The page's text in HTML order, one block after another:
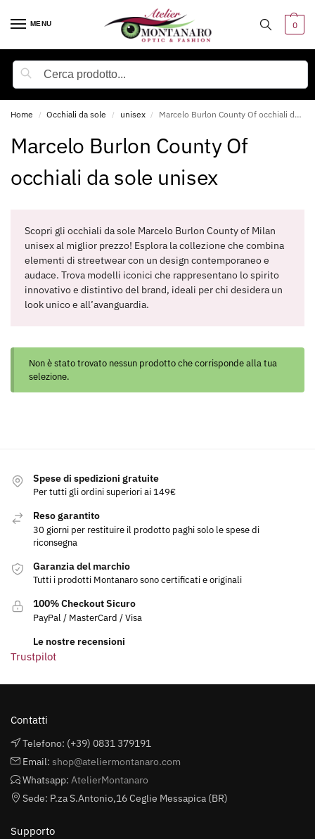
MENU 0
Home / Occhiali da sole / unisex / Marcelo Burlon County Of occhiali da sole unisex
Marcelo Burlon County Of
occhiali da sole unisex
Scopri gli occhiali da sole Marcelo Burlon County of Milan
unisex al miglior prezzo! Esplora la collezione che combina
elementi di streetwear con un design contemporaneo e
audace. Trova modelli iconici che rappresentano lo spirito
innovativo e distintivo del brand, ideali per chi desidera un
look unico e all’avanguardia.
Non è stato trovato nessun prodotto che corrisponde alla tua
selezione.
Spese di spedizioni gratuite
Per tutti gli ordini superiori ai 149€
Reso garantito
30 giorni per restituire il prodotto paghi solo le spese di
riconsegna
Garanzia del marchio
Tutti i prodotti Montanaro sono certificati e originali
100% Checkout Sicuro
PayPal / MasterCard / Visa
Le nostre recensioni
Trustpilot
Contatti
Telefono: (+39) 0831 379191
Email: shop@ateliermontanaro.com
Whatsapp: AtelierMontanaro
Sede: P.za S.Antonio,16 Ceglie Messapica (BR)
Supporto